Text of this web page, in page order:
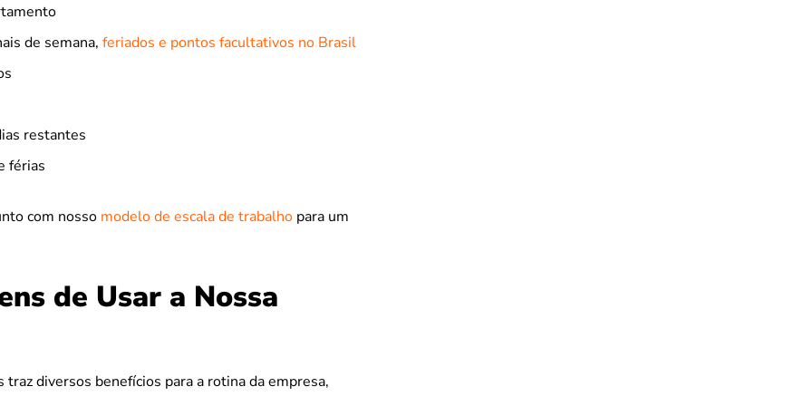
de semana, feriados e pontos facultativos no Brasil
restantes
férias
com nosso modelo de escala de trabalho para um
de Usar a Nossa
diversos benefícios para a rotina da empresa,